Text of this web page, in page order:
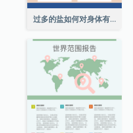
过多的盐如何对身体有害信息图表